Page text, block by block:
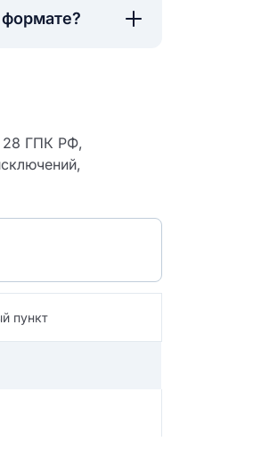
28 ГПК РФ,
пункт